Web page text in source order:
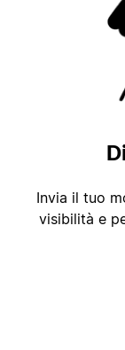
Invia il tuo
visibilità e